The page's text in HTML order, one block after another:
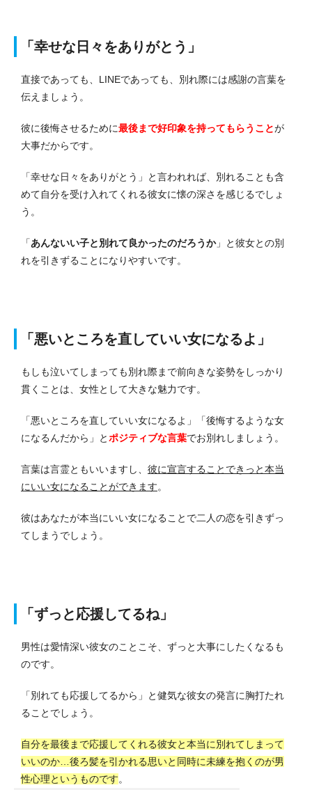
「幸せな日々をありがとう」
直接であっても、LINEであっても、別れ際には感謝の言葉を
伝えましょう。
彼に後悔させるために最後まで好印象を持ってもらうことが
大事だからです。
「幸せな日々をありがとう」と言われれば、別れることも含
めて自分を受け入れてくれる彼女に懐の深さを感じるでしょ
う。
「あんないい子と別れて良かったのだろうか」と彼女との別
れを引きずることになりやすいです。
「悪いところを直していい女になるよ」
もしも泣いてしまっても別れ際まで前向きな姿勢をしっかり
貫くことは、女性として大きな魅力です。
「悪いところを直していい女になるよ」「後悔するような女
になるんだから」とポジティブな言葉でお別れしましょう。
言葉は言霊ともいいますし、 彼に宣言することできっと本当
にいい女になることができます。
彼はあなたが本当にいい女になることで二人の恋を引きずっ
てしまうでしょう。
「ずっと応援してるね」
男性は愛情深い彼女のことこそ、ずっと大事にしたくなるも
のです。
「別れても応援してるから」と健気な彼女の発言に胸打たれ
ることでしょう。
自分を最後まで応援してくれる彼女と本当に別れてしまって
いいのか…後ろ髪を引かれる思いと同時に未練を抱くのが男
性心理というものです。